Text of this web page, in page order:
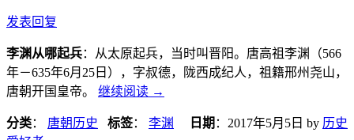
发表回复
李渊从哪起兵：从太原起兵，当时叫晋阳。唐高祖李渊（566
年－635年6月25日），字叔德，陇西成纪人，祖籍邢州尧山，
唐朝开国皇帝。 继续阅读 →
分类： 唐朝历史 标签： 李渊 日期 ： 2017年5月5日 by 历史